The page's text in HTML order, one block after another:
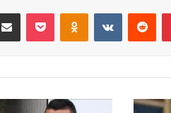
بينتيريست Odnoklassniki
‫Pocket
وقف